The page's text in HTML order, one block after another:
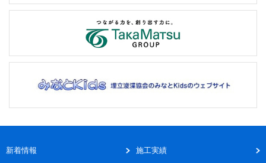
新着情報 施工実績